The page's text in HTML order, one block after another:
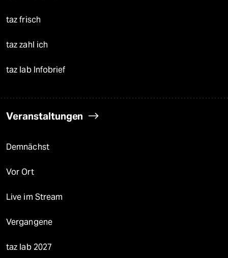
taz frisch
taz zahl ich
taz lab Infobrief
Veranstaltungen
Demnächst
Vor Ort
Live im Stream
Vergangene
taz lab 2027